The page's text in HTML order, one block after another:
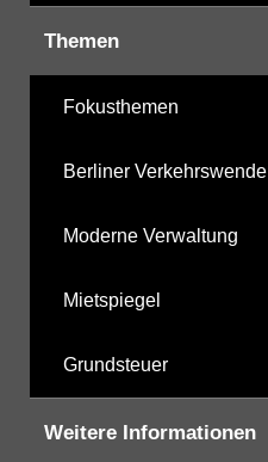
Themen
Fokusthemen
Berliner Verkehrswende
Moderne Verwaltung
Mietspiegel
Grundsteuer
Weitere Informationen